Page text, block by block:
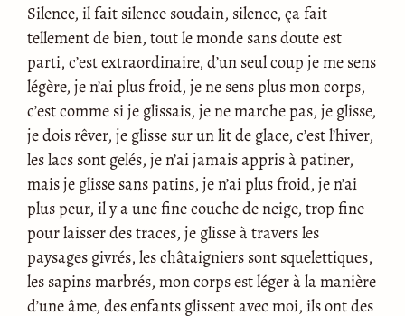
Silence, il fait silence soudain, silence, ça fait
tellement de bien, tout le monde sans doute est
parti, c’est extraordinaire, d’un seul coup je me sens
légère, je n’ai plus froid, je ne sens plus mon corps,
c’est comme si je glissais, je ne marche pas, je glisse,
je dois rêver, je glisse sur un lit de glace, c’est l’hiver,
les lacs sont gelés, je n’ai jamais appris à patiner,
mais je glisse sans patins, je n’ai plus froid, je n’ai
plus peur, il y a une fine couche de neige, trop fine
pour laisser des traces, je glisse à travers les
paysages givrés, les châtaigniers sont squelettiques,
les sapins marbrés, mon corps est léger à la manière
d’une âme, des enfants glissent avec moi, ils ont des